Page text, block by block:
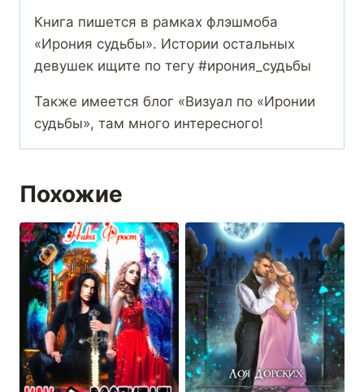
Книга пишется в рамках флэшмоба
«Ирония судьбы». Истории остальных
девушек ищите по тегу #ирония_судьбы
Также имеется блог «Визуал по «Иронии
судьбы», там много интересного!
Похожие